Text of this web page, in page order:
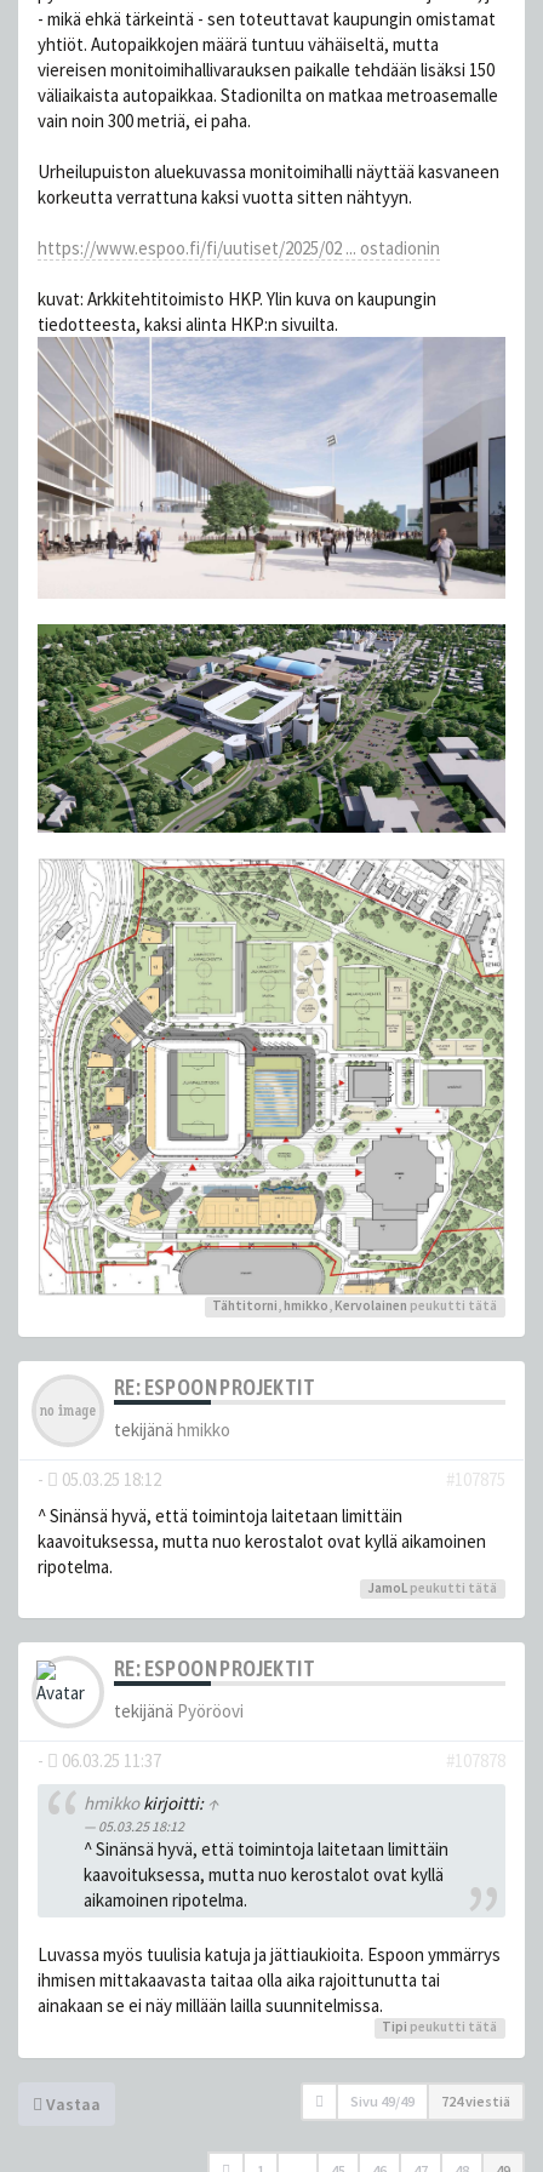
- mikä ehkä tärkeintä - sen toteuttavat kaupungin omistamat
yhtiöt. Autopaikkojen määrä tuntuu vähäiseltä, mutta
viereisen monitoimihallivarauksen paikalle tehdään lisäksi 150
väliaikaista autopaikkaa. Stadionilta on matkaa metroasemalle
vain noin 300 metriä, ei paha.
Urheilupuiston aluekuvassa monitoimihalli näyttää kasvaneen
korkeutta verrattuna kaksi vuotta sitten nähtyyn.
https://www.espoo.fi/fi/uutiset/2025/02 ... ostadionin
kuvat: Arkkitehtitoimisto HKP. Ylin kuva on kaupungin
tiedotteesta, kaksi alinta HKP:n sivuilta.
Tähtitorni, hmikko, Kervolainen peukutti tätä
RE: ESPOON PROJEKTIT
tekijänä hmikko
- 05.03.25 18:12
#107875
^ Sinänsä hyvä, että toimintoja laitetaan limittäin
kaavoituksessa, mutta nuo kerostalot ovat kyllä aikamoinen
ripotelma.
JamoL peukutti tätä
RE: ESPOON PROJEKTIT
tekijänä Pyöröovi
- 06.03.25 11:37
#107878
hmikkokirjoitti: ↑
05.03.25 18:12
^ Sinänsä hyvä, että toimintoja laitetaan limittäin
kaavoituksessa, mutta nuo kerostalot ovat kyllä
aikamoinen ripotelma.
Luvassa myös tuulisia katuja ja jättiaukioita. Espoon ymmärrys
ihmisen mittakaavasta taitaa olla aika rajoittunutta tai
ainakaan se ei näy millään lailla suunnitelmissa.
Tipi peukutti tätä
Vastaa Sivu 49/49 724 viestiä